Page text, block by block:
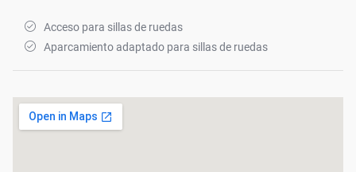
Acceso para sillas de ruedas
Aparcamiento adaptado para sillas de ruedas